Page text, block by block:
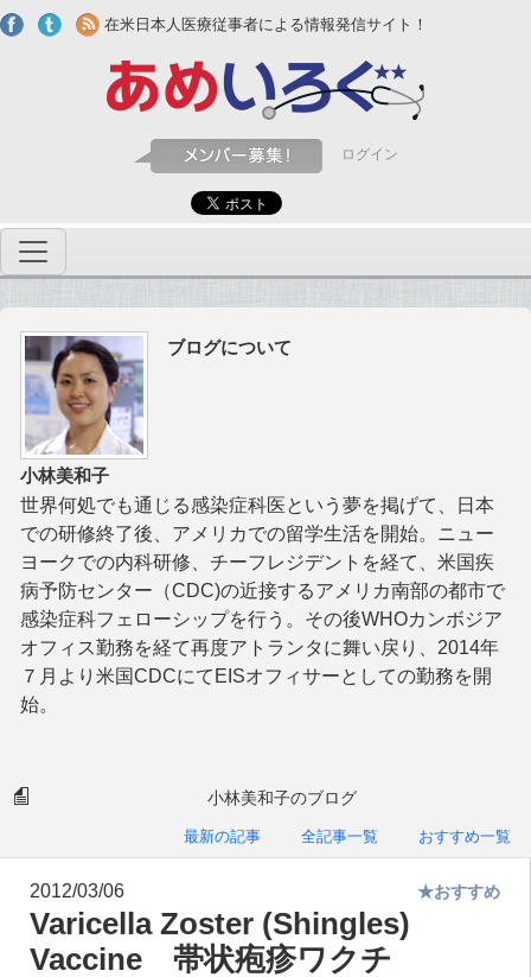
Skip to main content
在米日本人医療従事者による情報発信サイト！
ログイン
ブログについて
小林美和子
世界何処でも通じる感染症科医という夢を掲げて、日本
での研修終了後、アメリカでの留学生活を開始。ニュー
ヨークでの内科研修、チーフレジデントを経て、米国疾
病予防センター（CDC)の近接するアメリカ南部の都市で
感染症科フェローシップを行う。その後WHOカンボジア
オフィス勤務を経て再度アトランタに舞い戻り、2014年
７月より米国CDCにてEISオフィサーとしての勤務を開
始。
小林美和子のブログ
最新の記事 全記事一覧 おすすめ一覧
2012/03/06
Varicella Zoster (Shingles)
Vaccine 帯状疱疹ワクチ
★おすすめ